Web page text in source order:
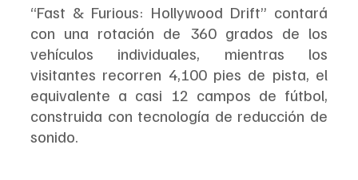
“Fast & Furious: Hollywood Drift” contará
con una rotación de 360 grados de los
vehículos individuales, mientras los
visitantes recorren 4,100 pies de pista, el
equivalente a casi 12 campos de fútbol,
construida con tecnología de reducción de
sonido.